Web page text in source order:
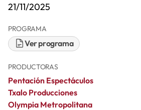
21/11/2025
PROGRAMA
Ver programa
PRODUCTORAS
Pentación Espectáculos
Txalo Producciones
Olympia Metropolitana